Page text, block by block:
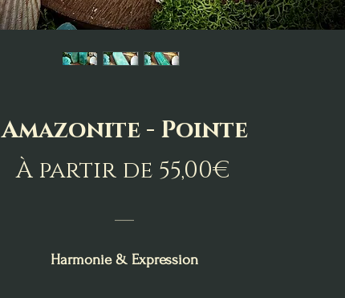
Amazonite - Pointe
À partir de 55,00€Prix
Harmonie & Expression